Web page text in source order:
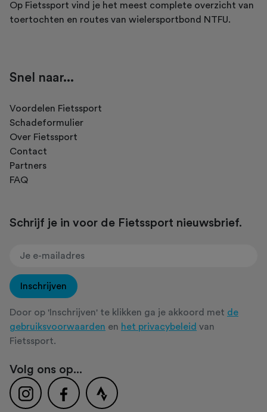
Op Fietssport vind je het meest complete overzicht van
toertochten en routes van wielersportbond NTFU.
Snel naar...
Voordelen Fietssport
Schadeformulier
Over Fietssport
Contact
Partners
FAQ
Schrijf je in voor de Fietssport nieuwsbrief.
Inschrijven
Door op 'Inschrijven' te klikken ga je akkoord met de
gebruiksvoorwaarden en het privacybeleid van
Fietssport.
Volg ons op...